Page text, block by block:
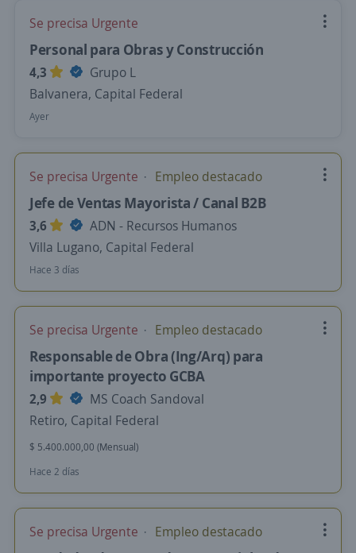
Se precisa Urgente
Personal para Obras y Construcción
4,3
Grupo L
Balvanera, Capital Federal
Ayer
Se precisa Urgente Empleo destacado
Jefe de Ventas Mayorista / Canal B2B
3,6
ADN - Recursos Humanos
Villa Lugano, Capital Federal
Hace 3 días
Se precisa Urgente Empleo destacado
Responsable de Obra (Ing/Arq) para
importante proyecto GCBA
2,9
MS Coach Sandoval
Retiro, Capital Federal
$ 5.400.000,00 (Mensual)
Hace 2 días
Se precisa Urgente Empleo destacado